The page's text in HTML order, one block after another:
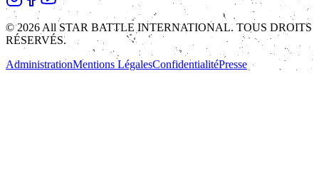
© 2026 All STAR BATTLE INTERNATIONAL. TOUS DROITS
RÉSERVÉS.
AdministrationMentions LégalesConfidentialitéPresse